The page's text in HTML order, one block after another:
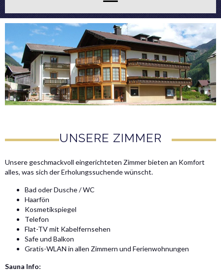
UNSERE ZIMMER
Unsere geschmackvoll eingerichteten Zimmer bieten an Komfort
alles, was sich der Erholungssuchende wünscht.
Bad oder Dusche / WC
Haarfön
Kosmetikspiegel
Telefon
Flat-TV mit Kabelfernsehen
Safe und Balkon
Gratis-WLAN in allen Zimmern und Ferienwohnungen
Sauna Info: